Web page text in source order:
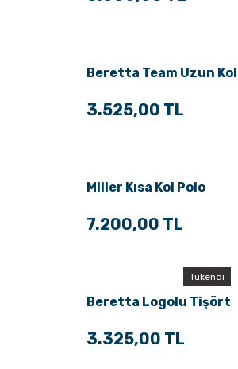
Beretta Team Uzun
3.525,00 TL
Miller Kısa Kol Polo
7.200,00 TL
Tükendi
Beretta Logolu Tişört
3.325,00 TL